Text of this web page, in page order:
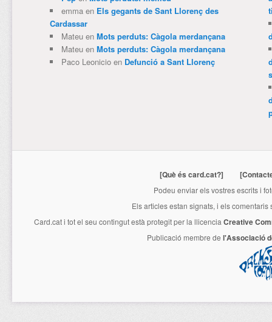
emmaen Els gegants de Sant Llorenç des
Cardassar
Mateuen Mots perduts: Càgola merdançana
Mateuen Mots perduts: Càgola merdançana
Paco Leonicioen Defunció a Sant Llorenç
[Què és card.cat?]
Podeu enviar els vostres escrits i
Els articles estan signats, i els
Card.cati tot el seu contingut està protegit per la llicencia Creative
Publicació membre de l'Associació